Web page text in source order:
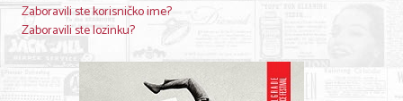
Zaboravili ste korisničko ime?
Zaboravili ste lozinku?